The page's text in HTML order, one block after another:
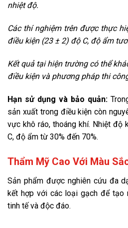
nhiệt độ.
Các thí nghiệm trên được thực
điều kiện (23 ± 2) độ C, độ ẩm
Kết quả tại hiện trường có thể
điều kiện và phương pháp thi
Hạn sử dụng và bảo quản:
sản xuất trong điều kiện còn
vực khô ráo, thoáng khí. Nhiệt độ
C, độ ẩm từ 30% đến 70%.
Thẩm Mỹ Cao Với Màu
Sản phẩm được nghiên cứu đa
kết hợp với các loại gạch để tạo
tinh tế và độc đáo.